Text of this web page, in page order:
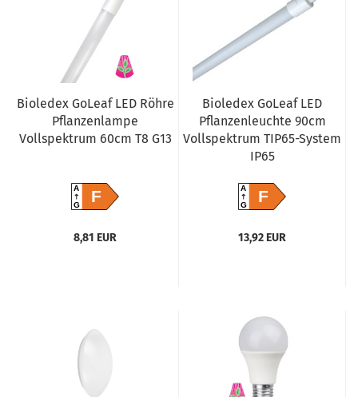
Bioledex GoLeaf LED Röhre
Pflanzenlampe
Vollspektrum 60cm T8 G13
A
GF
8,81 EUR
Bioledex GoLeaf LED
Pflanzenleuchte 90cm
Vollspektrum TIP65-System
IP65
A
GF
13,92 EUR